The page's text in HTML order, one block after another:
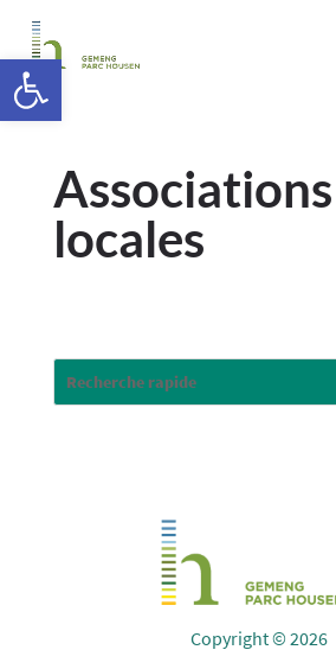
Associations
locales
Copyright © 2026
Ouvrir la barre d’outils